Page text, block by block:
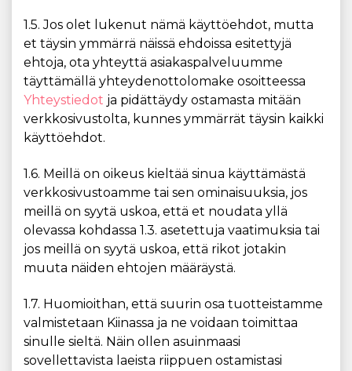
1.5. Jos olet lukenut nämä käyttöehdot, mutta
et täysin ymmärrä näissä ehdoissa esitettyjä
ehtoja, ota yhteyttä asiakaspalveluumme
täyttämällä yhteydenottolomake osoitteessa
Yhteystiedot ja pidättäydy ostamasta mitään
verkkosivustolta, kunnes ymmärrät täysin kaikki
käyttöehdot.
1.6. Meillä on oikeus kieltää sinua käyttämästä
verkkosivustoamme tai sen ominaisuuksia, jos
meillä on syytä uskoa, että et noudata yllä
olevassa kohdassa 1.3. asetettuja vaatimuksia tai
jos meillä on syytä uskoa, että rikot jotakin
muuta näiden ehtojen määräystä.
1.7. Huomioithan, että suurin osa tuotteistamme
valmistetaan Kiinassa ja ne voidaan toimittaa
sinulle sieltä. Näin ollen asuinmaasi
sovellettavista laeista riippuen ostamistasi